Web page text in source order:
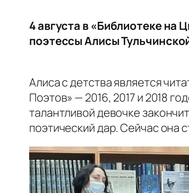
4 августа в «Библиотеке
поэтессы Алисы
Алиса с детства является
Поэтов» — 2016, 2017 и 2018
талантливой девочке
поэтический дар. Сейчас она